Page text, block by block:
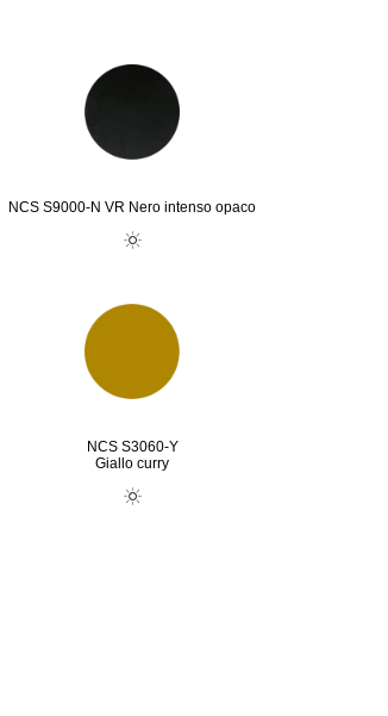
NCS S9000-N VR Nero intenso opaco
NCS S3060-Y
Giallo curry